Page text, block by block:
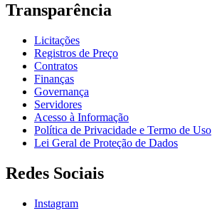
Transparência
Licitações
Registros de Preço
Contratos
Finanças
Governança
Servidores
Acesso à Informação
Política de Privacidade e Termo de Uso
Lei Geral de Proteção de Dados
Redes Sociais
Instagram